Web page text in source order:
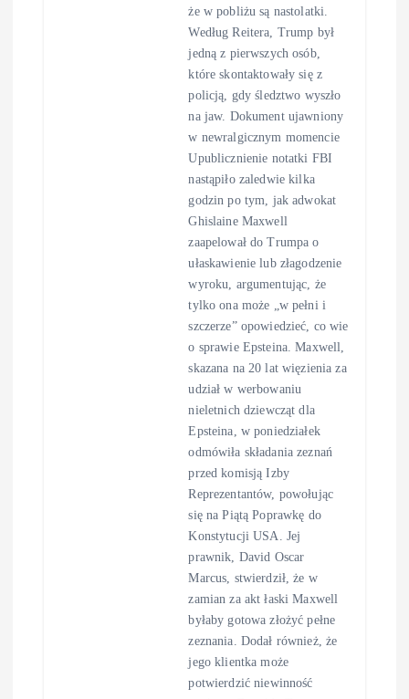
że w pobliżu są nastolatki.
Według Reitera, Trump był
jedną z pierwszych osób,
które skontaktowały się z
policją, gdy śledztwo wyszło
na jaw. Dokument ujawniony
w newralgicznym momencie
Upublicznienie notatki FBI
nastąpiło zaledwie kilka
godzin po tym, jak adwokat
Ghislaine Maxwell
zaapelował do Trumpa o
ułaskawienie lub złagodzenie
wyroku, argumentując, że
tylko ona może „w pełni i
szczerze” opowiedzieć, co wie
o sprawie Epsteina. Maxwell,
skazana na 20 lat więzienia za
udział w werbowaniu
nieletnich dziewcząt dla
Epsteina, w poniedziałek
odmówiła składania zeznań
przed komisją Izby
Reprezentantów, powołując
się na Piątą Poprawkę do
Konstytucji USA. Jej
prawnik, David Oscar
Marcus, stwierdził, że w
zamian za akt łaski Maxwell
byłaby gotowa złożyć pełne
zeznania. Dodał również, że
jego klientka może
potwierdzić niewinność